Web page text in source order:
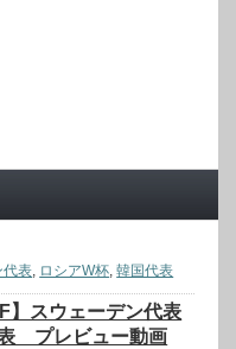
代表, ロシアW杯,韓国代表
】スウェーデン代表
プレビュー動画